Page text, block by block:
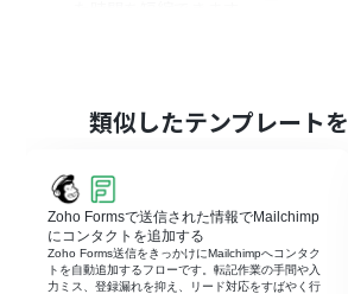
■フローボットの流れ
次に、トリガーでTallyを選択し、「
たら」というアクションを設定します
最後に、オペレーションで
オーディエンスに追加」アクション
送信内容を基にコンタクトを追加す
類似したテンプレート
Zoho Formsで送信された情報でMailchimp
にコンタクトを追加する
Zoho Forms送信をきっかけにMailchimpへコンタク
トを自動追加するフローです。転記作業の手間や入
力ミス、登録漏れを抑え、リード対応をすばやく行